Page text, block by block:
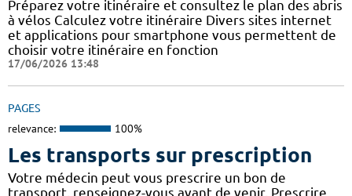
Préparez votre itinéraire et consultez le plan des abris
à vélos Calculez votre itinéraire Divers sites internet
et applications pour smartphone vous permettent de
choisir votre itinéraire en fonction
17/06/2026 13:48
PAGES
relevance: 100%
Les transports sur prescription
Votre médecin peut vous prescrire un bon de
transport, renseignez-vous avant de venir. Prescrire